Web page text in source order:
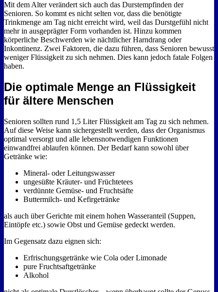
Mit dem Alter verändert sich auch das Durstempfinden der
Senioren. So kommt es nicht selten vor, dass die benötigte
Trinkmenge am Tag nicht erreicht wird, weil das Durstgefühl nicht
mehr in ausgeprägter Form vorhanden ist. Hinzu kommen
körperliche Beschwerden wie nächtlicher Harndrang oder
Inkontinenz. Zwei Faktoren, die dazu führen, dass Senioren bewusst
weniger Flüssigkeit zu sich nehmen. Dies kann jedoch fatale Folgen
haben.
Die optimale Menge an Flüssigkeit
für ältere Menschen
Senioren sollten rund 1,5 Liter Flüssigkeit am Tag zu sich nehmen.
Auf diese Weise kann sichergestellt werden, dass der Organismus
optimal versorgt und alle lebensnotwendigen Funktionen
einwandfrei ablaufen können. Der Bedarf kann sowohl über
Getränke wie:
Mineral- oder Leitungswasser
ungesüßte Kräuter- und Früchtetees
verdünnte Gemüse- und Fruchtsäfte
Buttermilch- und Kefirgetränke
als auch über Gerichte mit einem hohen Wasseranteil (Suppen,
Eintöpfe etc.) sowie Obst und Gemüse gedeckt werden.
Im Gegensatz dazu eignen sich:
Erfrischungsgetränke wie Cola oder Limonade
pure Fruchtsaftgetränke
Alkohol